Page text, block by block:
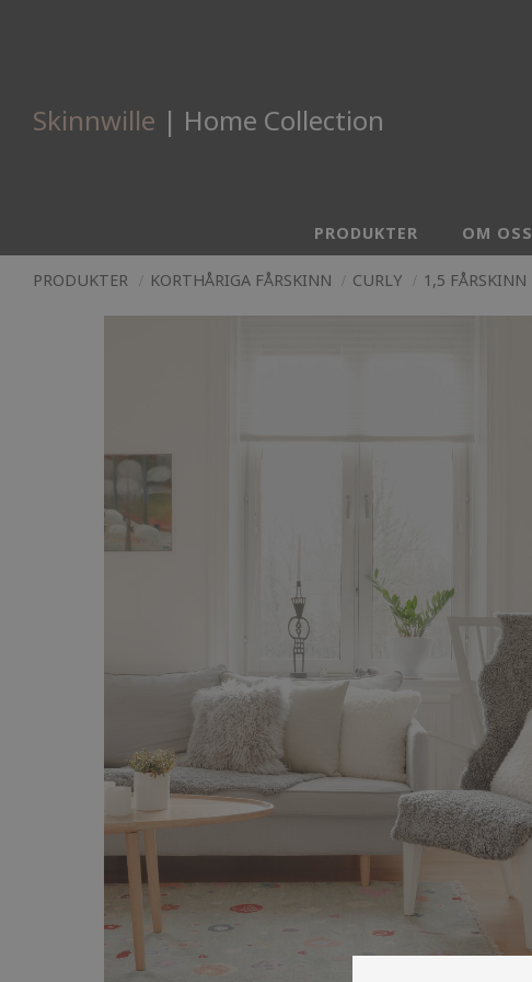
Skinnwille | Home Collection
PRODUKTER OM OSS
PRODUKTER KORTHÅRIGA FÅRSKINN CURLY 1,5 FÅRSKINN